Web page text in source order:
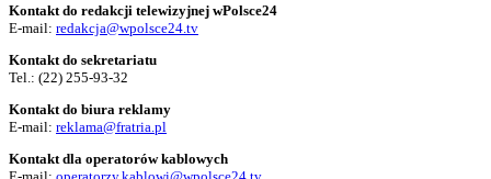
Kontakt do redakcji telewizyjnej wPolsce24
E-mail: redakcja@wpolsce24.tv
Kontakt do sekretariatu
Tel.: (22) 255-93-32
Kontakt do biura reklamy
E-mail: reklama@fratria.pl
Kontakt dla operatorów kablowych
E-mail: operatorzy.kablowi@wpolsce24.tv